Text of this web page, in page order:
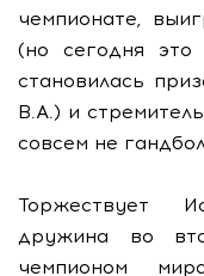
чемпионате,
(но сегодня
становилась
В.А.) и
совсем не
Торжествует
дружина во
чемпионом